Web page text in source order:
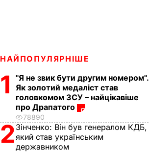
НАЙПОПУЛЯРНІШЕ
1
"Я не звик бути другим номером".
Як золотий медаліст став
головкомом ЗСУ – найцікавіше
про Драпатого
78890
2 Зінченко: Він був генералом КДБ,
який став українським
державником